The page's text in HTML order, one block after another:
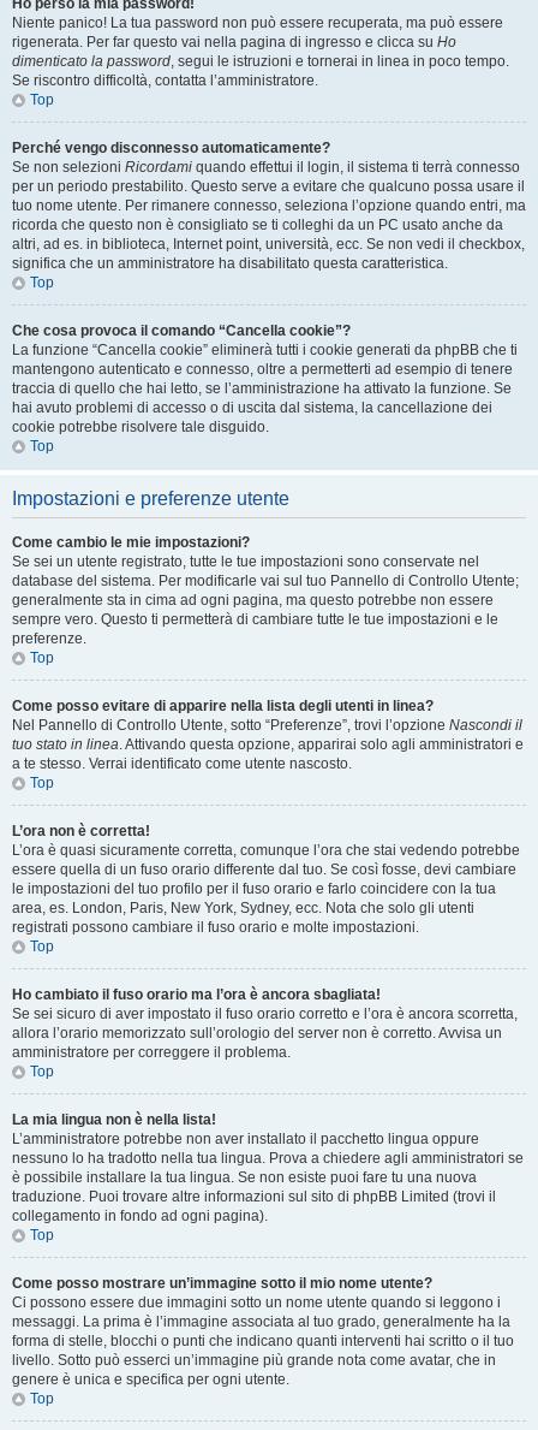
Ho perso la mia password!
Niente panico! La tua password non può essere recuperata, ma può essere
rigenerata. Per far questo vai nella pagina di ingresso e clicca su Ho
dimenticato la password, segui le istruzioni e tornerai in linea in poco tempo.
Se riscontro difficoltà, contatta l’amministratore.
Top
Perché vengo disconnesso automaticamente?
Se non selezioni Ricordami quando effettui il login, il sistema ti terrà connesso
per un periodo prestabilito. Questo serve a evitare che qualcuno possa usare il
tuo nome utente. Per rimanere connesso, seleziona l’opzione quando entri, ma
ricorda che questo non è consigliato se ti colleghi da un PC usato anche da
altri, ad es. in biblioteca, Internet point, università, ecc. Se non vedi il checkbox,
significa che un amministratore ha disabilitato questa caratteristica.
Top
Che cosa provoca il comando “Cancella cookie”?
La funzione “Cancella cookie” eliminerà tutti i cookie generati da phpBB che ti
mantengono autenticato e connesso, oltre a permetterti ad esempio di tenere
traccia di quello che hai letto, se l’amministrazione ha attivato la funzione. Se
hai avuto problemi di accesso o di uscita dal sistema, la cancellazione dei
cookie potrebbe risolvere tale disguido.
Top
Impostazioni e preferenze utente
Come cambio le mie impostazioni?
Se sei un utente registrato, tutte le tue impostazioni sono conservate nel
database del sistema. Per modificarle vai sul tuo Pannello di Controllo Utente;
generalmente sta in cima ad ogni pagina, ma questo potrebbe non essere
sempre vero. Questo ti permetterà di cambiare tutte le tue impostazioni e le
preferenze.
Top
Come posso evitare di apparire nella lista degli utenti in linea?
Nel Pannello di Controllo Utente, sotto “Preferenze”, trovi l’opzione Nascondi il
tuo stato in linea. Attivando questa opzione, apparirai solo agli amministratori e
a te stesso. Verrai identificato come utente nascosto.
Top
L’ora non è corretta!
L’ora è quasi sicuramente corretta, comunque l’ora che stai vedendo potrebbe
essere quella di un fuso orario differente dal tuo. Se così fosse, devi cambiare
le impostazioni del tuo profilo per il fuso orario e farlo coincidere con la tua
area, es. London, Paris, New York, Sydney, ecc. Nota che solo gli utenti
registrati possono cambiare il fuso orario e molte impostazioni.
Top
Ho cambiato il fuso orario ma l’ora è ancora sbagliata!
Se sei sicuro di aver impostato il fuso orario corretto e l’ora è ancora scorretta,
allora l’orario memorizzato sull’orologio del server non è corretto. Avvisa un
amministratore per correggere il problema.
Top
La mia lingua non è nella lista!
L’amministratore potrebbe non aver installato il pacchetto lingua oppure
nessuno lo ha tradotto nella tua lingua. Prova a chiedere agli amministratori se
è possibile installare la tua lingua. Se non esiste puoi fare tu una nuova
traduzione. Puoi trovare altre informazioni sul sito di phpBB Limited (trovi il
collegamento in fondo ad ogni pagina).
Top
Come posso mostrare un’immagine sotto il mio nome utente?
Ci possono essere due immagini sotto un nome utente quando si leggono i
messaggi. La prima è l’immagine associata al tuo grado, generalmente ha la
forma di stelle, blocchi o punti che indicano quanti interventi hai scritto o il tuo
livello. Sotto può esserci un’immagine più grande nota come avatar, che in
genere è unica e specifica per ogni utente.
Top